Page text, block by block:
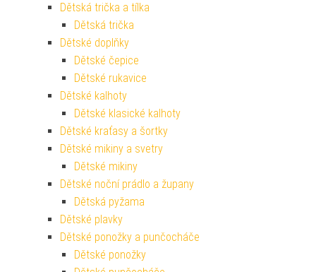
Dětská trička a tílka
Dětská trička
Dětské doplňky
Dětské čepice
Dětské rukavice
Dětské kalhoty
Dětské klasické kalhoty
Dětské kraťasy a šortky
Dětské mikiny a svetry
Dětské mikiny
Dětské noční prádlo a župany
Dětská pyžama
Dětské plavky
Dětské ponožky a punčocháče
Dětské ponožky